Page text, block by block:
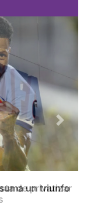
de privatizar
Next